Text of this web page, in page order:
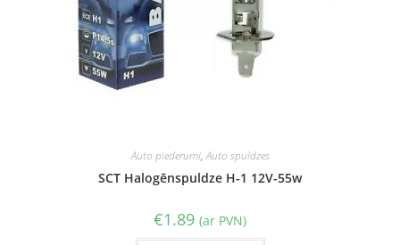
Auto piederumi,Auto spuldzes
SCT Halogēnspuldze H-1 12V-55w
€1.89 (ar PVN)